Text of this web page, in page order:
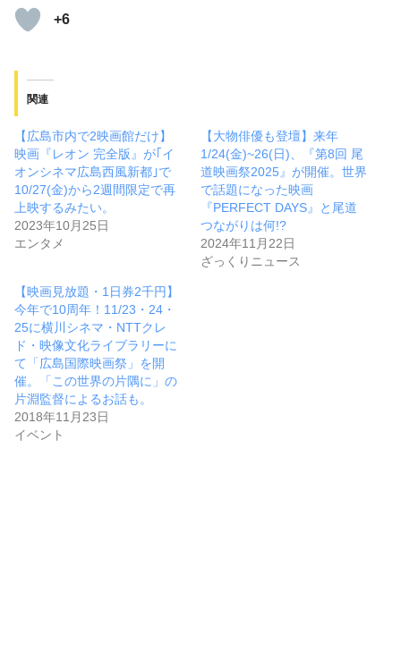
+6
関連
【広島市内で2映画館だけ】
映画『レオン 完全版』が｢イ
オンシネマ広島西風新都｣で
10/27(金)から2週間限定で再
上映するみたい。
2023年10月25日
エンタメ
【大物俳優も登壇】来年
1/24(金)~26(日)、『第8回 尾
道映画祭2025』が開催。世界
で話題になった映画
『PERFECT DAYS』と尾道
つながりは何!?
2024年11月22日
ざっくりニュース
【映画見放題・1日券2千円】
今年で10周年！11/23・24・
25に横川シネマ・NTTクレ
ド・映像文化ライブラリーに
て「広島国際映画祭」を開
催。「この世界の片隅に」の
片淵監督によるお話も。
2018年11月23日
イベント